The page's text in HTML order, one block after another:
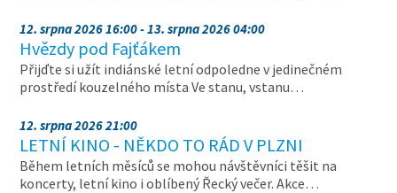
12. srpna 2026 16:00 - 13. srpna 2026 04:00
Hvězdy pod Fajťákem
Přijďte si užít indiánské letní odpoledne v jedinečném
prostředí kouzelného místa Ve stanu, vstanu…
12. srpna 2026 21:00
LETNÍ KINO - NĚKDO TO RÁD V PLZNI
Během letních měsíců se mohou návštěvníci těšit na
koncerty, letní kino i oblíbený Řecký večer. Akce…